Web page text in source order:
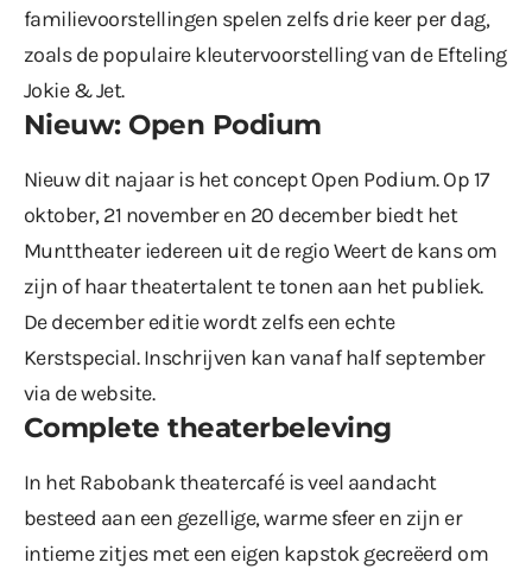
familievoorstellingen spelen zelfs drie keer per dag,
zoals de populaire kleutervoorstelling van de Efteling
Jokie & Jet.
Nieuw: Open Podium
Nieuw dit najaar is het concept Open Podium. Op 17
oktober, 21 november en 20 december biedt het
Munttheater iedereen uit de regio Weert de kans om
zijn of haar theatertalent te tonen aan het publiek.
De december editie wordt zelfs een echte
Kerstspecial. Inschrijven kan vanaf half september
via de website.
Complete theaterbeleving
In het Rabobank theatercafé is veel aandacht
besteed aan een gezellige, warme sfeer en zijn er
intieme zitjes met een eigen kapstok gecreëerd om